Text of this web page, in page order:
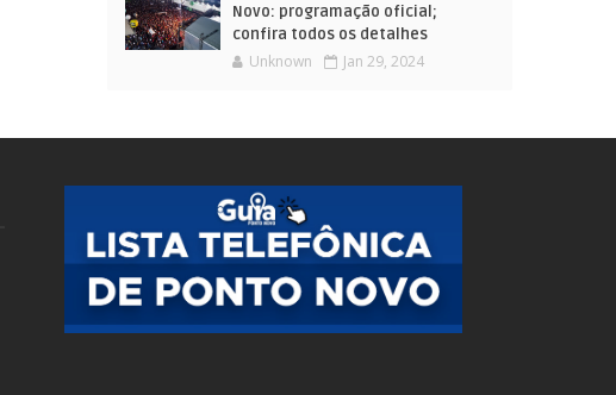
Novo: programação oficial;
confira todos os detalhes
Unknown Jan 29, 2024